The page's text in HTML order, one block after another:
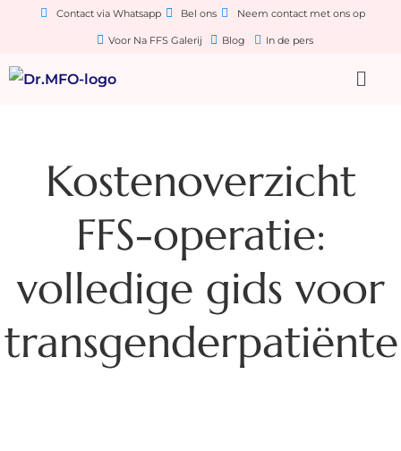
Contact via Whatsapp Bel ons Neem contact met ons op
Voor Na FFS Galerij Blog In de pers
Kostenoverzicht
FFS-operatie:
volledige gids voor